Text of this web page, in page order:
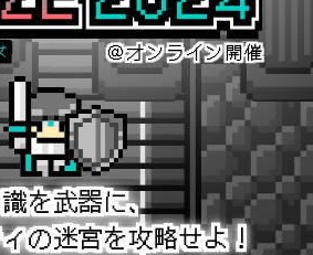
＠オンライン開催
を武器に、
の迷宮を攻略せよ！